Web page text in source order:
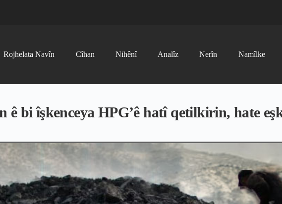
Rojhelata Navîn Cîhan Nihênî Analîz Nerîn Namîlke
ê bi îşkenceya HPG’ê hatî qetilkirin, hate